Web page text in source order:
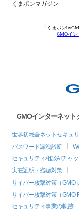
くまポンマガジン
「くまポン
GMOイン
GMOインターネット
世界初総合ネットセキュ
パスワード漏洩診断
セキュリティ相談AIチャ
実在証明・盗聴対策
サイバー攻撃対策（GMO
サイバー攻撃対策（GMO
セキュリティ事業の軌跡